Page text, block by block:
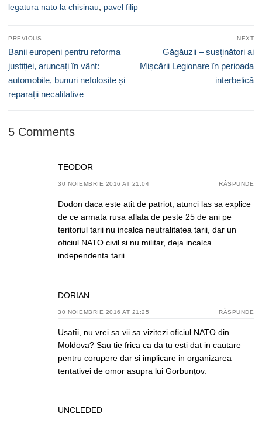
legatura nato la chisinau, pavel filip
Navigare
în
articole
PREVIOUS
Previous
post:
Banii europeni pentru reforma
justiției, aruncați în vânt:
automobile, bunuri nefolosite și
reparații necalitative
NEXT
Next
post:
Găgăuzii – susținători ai
Mișcării Legionare în perioada
interbelică
5 Comments
TEODOR
30 NOIEMBRIE 2016 AT 21:04 RĂSPUNDE
Dodon daca este atit de patriot, atunci las sa explice
de ce armata rusa aflata de peste 25 de ani pe
teritoriul tarii nu incalca neutralitatea tarii, dar un
oficiul NATO civil si nu militar, deja incalca
independenta tarii.
DORIAN
30 NOIEMBRIE 2016 AT 21:25 RĂSPUNDE
Usatîi, nu vrei sa vii sa vizitezi oficiul NATO din
Moldova? Sau tie frica ca da tu esti dat in cautare
pentru corupere dar si implicare in organizarea
tentativei de omor asupra lui Gorbunțov.
UNCLEDED